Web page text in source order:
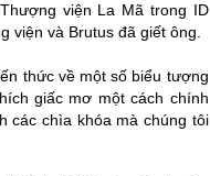
viện La Mã trong ID
viện và Brutus đã giết ông.
​​thức về một số biểu tượng
giấc mơ một cách chính
các chìa khóa mà chúng tôi